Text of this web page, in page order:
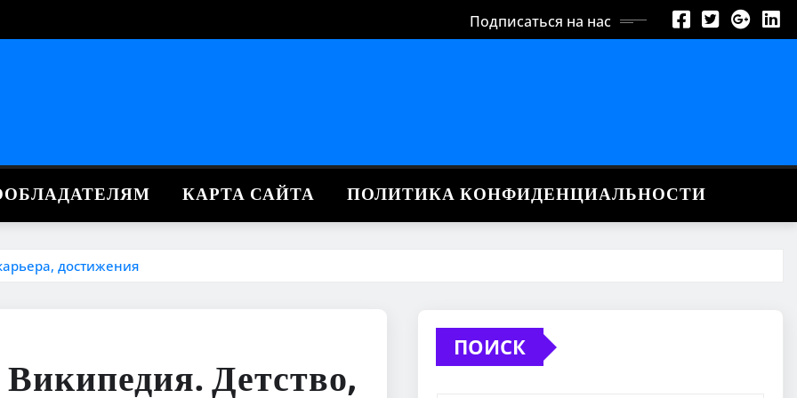
Подписаться на нас
КАРТА САЙТА ПОЛИТИКА КОНФИДЕНЦИАЛЬНОСТИ
достижения
Детство,
ПОИСК